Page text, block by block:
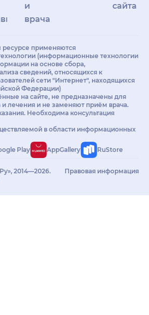
и
врачам
сайта
применяются
(информационные технологии
на основе сбора,
сведений, относящихся к
сети "Интернет", находящихся
Федерации)
на сайте, не предназначены для
и лечения и не заменяют приём врача.
Необходима консультация
в области информационных
Play AppGallery RuStore
2014—2026.
Правовая информация